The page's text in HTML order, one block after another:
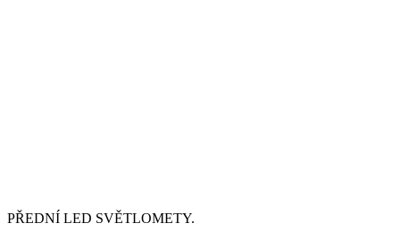
PŘEDNÍ LED SVĚTLOMETY.